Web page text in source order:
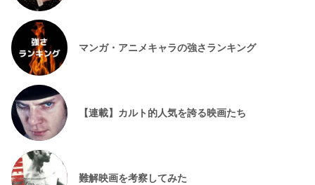
マンガ・アニメキャラの強さランキング
【連載】カルト的人気を誇る映画たち
難解映画を考察してみた